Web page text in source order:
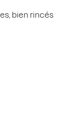
bien rincés